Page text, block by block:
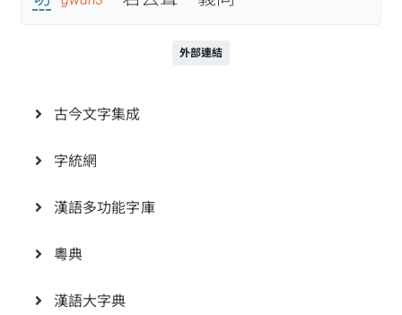
外部連結
古今文字集成
字統網
漢語多功能字庫
粵典
漢語大字典